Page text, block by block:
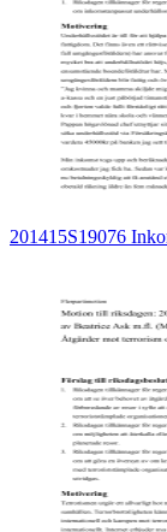
201415S19076